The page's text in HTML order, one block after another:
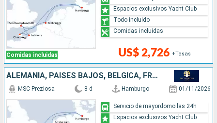
Comidas incluidas US$ 2,726 +Tasas
Espacios exclusivos Yacht Club
Todo incluido
Comidas incluidas
ALEMANIA, PAISES BAJOS, BÉLGICA, FRANCIA, REINO UNIDO
MSC Preziosa 8 d Hamburgo 01/11/2026
Servicio de mayordomo las 24h
Espacios exclusivos Yacht Club